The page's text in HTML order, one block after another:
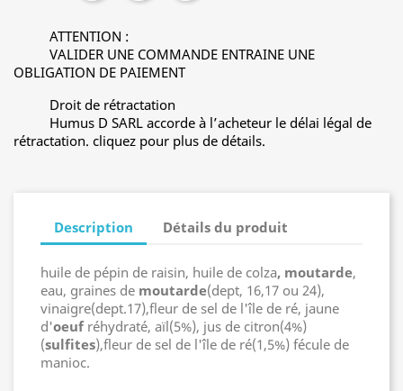
ATTENTION :
VALIDER UNE COMMANDE ENTRAINE UNE
OBLIGATION DE PAIEMENT
Droit de rétractation
Humus D SARL accorde à l’acheteur le délai légal de
rétractation. cliquez pour plus de détails.
Description Détails du produit
huile de pépin de raisin, huile de colza, moutarde,
eau, graines de moutarde(dept, 16,17 ou 24),
vinaigre(dept.17),fleur de sel de l'île de ré, jaune
d'oeufréhydraté, aïl(5%), jus de citron(4%)
(sulfites),fleur de sel de l'île de ré(1,5%) fécule de
manioc.